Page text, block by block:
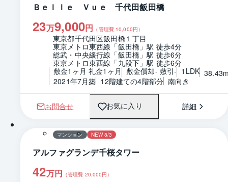
Ｂｅｌｌｅ Ｖｕｅ 千代田飯田橋
23万9,000円 （管理費 10,000円）
東京都千代田区飯田橋１丁目
東京メトロ東西線「飯田橋」駅 徒歩4分
総武・中央緩行線「飯田橋」駅 徒歩6分
東京メトロ東西線「九段下」駅 徒歩6分
敷金1ヶ月 礼金1ヶ月 敷金償却- 敷引- 1LDK
2021年7月築 12階建ての4階部分 南向き
お問合せ お気に入り 詳細
1 / 0 間取り
マンション NEW 8/3
アルファグランデ千桜タワー
42万円 （管理費 20,000円）